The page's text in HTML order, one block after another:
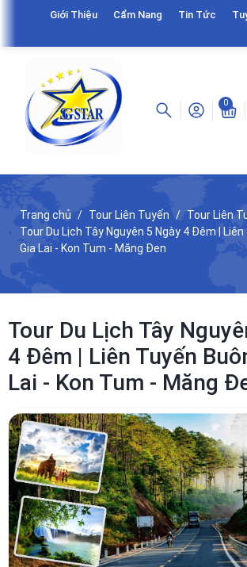
Giới Thiệu Cẩm Nang Tin Tức
0
Trang chủ Tour Liên Tuyến
Tour Liên
Tour Du Lịch Tây Nguyên 5 Ngày 4 Đêm |
Gia Lai - Kon Tum - Măng Đen
Tour Du Lịch Tây
4 Đêm | Liên Tuyến
Lai - Kon Tum - Măng